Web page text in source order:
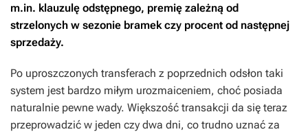
m.in. klauzulę odstępnego, premię zależną od
strzelonych w sezonie bramek czy procent od następnej
sprzedaży.
Po uproszczonych transferach z poprzednich odsłon taki
system jest bardzo miłym urozmaiceniem, choć posiada
naturalnie pewne wady. Większość transakcji da się teraz
przeprowadzić w jeden czy dwa dni, co trudno uznać za